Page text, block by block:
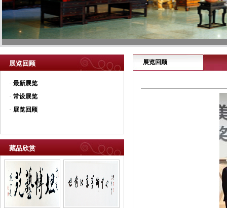
展览回顾
· 最新展览
· 常设展览
· 展览回顾
藏品欣赏
展览回顾